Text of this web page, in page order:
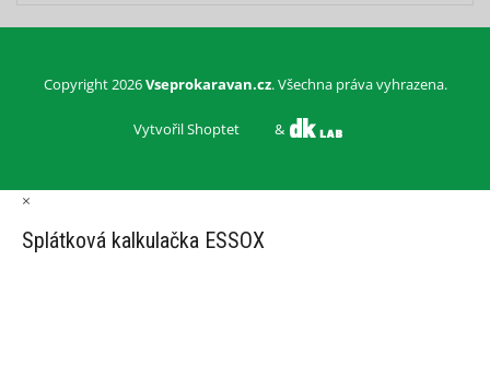
Vytvořil Shoptet &
Copyright 2026Vseprokaravan.cz. Všechna práva vyhrazena.
×
Splátková kalkulačka ESSOX